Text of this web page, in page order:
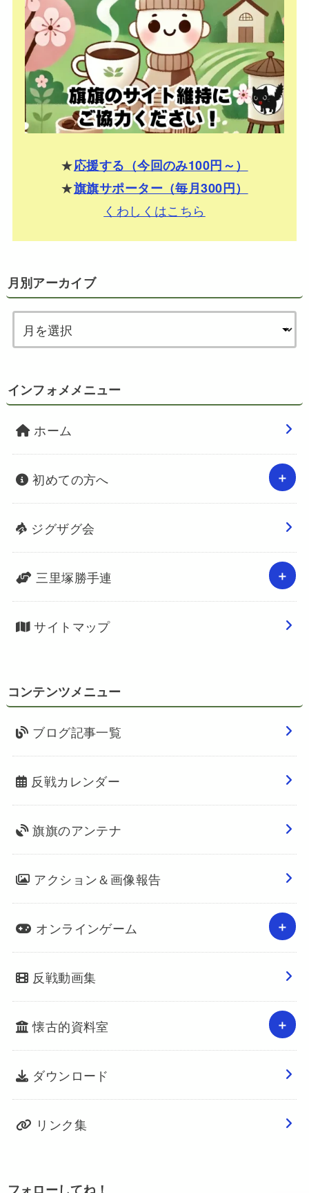
★応援する（今回のみ100円～）
★旗旗サポーター（毎月300円）
くわしくはこちら
月別アーカイブ
インフォメメニュー
ホーム
初めての方へ
ジグザグ会
三里塚勝手連
サイトマップ
コンテンツメニュー
ブログ記事一覧
反戦カレンダー
旗旗のアンテナ
アクション＆画像報告
オンラインゲーム
反戦動画集
懐古的資料室
ダウンロード
リンク集